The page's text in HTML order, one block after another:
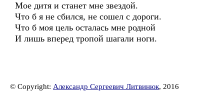
Мое дитя и станет мне звездой.
Что б я не сбился, не сошел с дороги.
Что б моя цель осталась мне родной
И лишь вперед тропой шагали ноги.
© Copyright: Александр Сергеевич Литвинюк, 2016